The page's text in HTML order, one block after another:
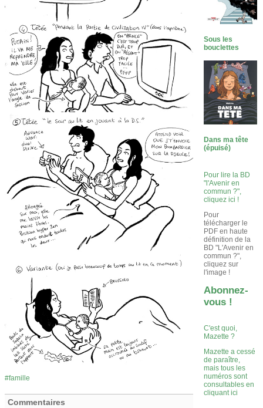
famille
Commentaires
Sous les
bouclettes
Dans ma tête
(épuisé)
Pour lire la BD
"l'Avenir en
commun ?",
cliquez ici !
Pour
télécharger le
PDF en haute
définition de la
BD "L'Avenir en
commun ?",
cliquez sur
l'image !
Abonnez-
vous !
C'est quoi,
Mazette ?
Mazette a cessé
de paraître,
mais tous les
numéros sont
consultables en
cliquant ici